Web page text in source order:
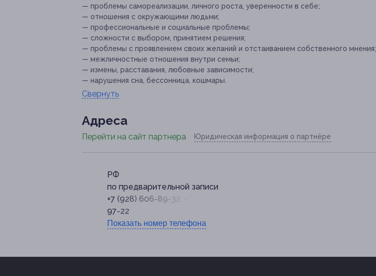
— проблемы самореализации, личного роста, уверенности в себе;
— отношения с окружающими людьми;
— профессиональные и социальные проблемы;
— сложности с выбором, принятием решения;
— проблемы с проявлением своих желаний и отстаиванием собственного мнения;
— межличностные отношения внутри семьи;
— измены, расставания, любовные зависимости;
— нарушения сна, бессонница, кошмары.
Свернуть
Адресa
Перейти на сайт партнера Юридическая информация о партнёре
РФ
по предварительной записи
+7 (928) 606-89-32, +7 (863) 229-
97-22
Показать номер телефона